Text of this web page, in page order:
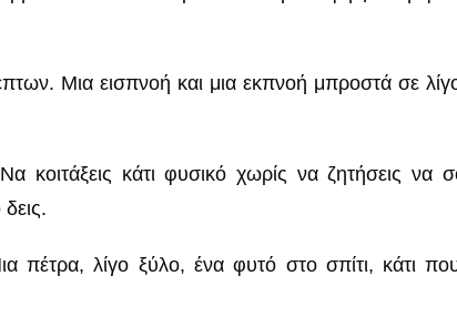
Μια εισπνοή και μια εκπνοή μπροστά σε
κοιτάξεις κάτι φυσικό χωρίς να ζητήσεις να
πέτρα, λίγο ξύλο, ένα φυτό στο σπίτι, κάτι